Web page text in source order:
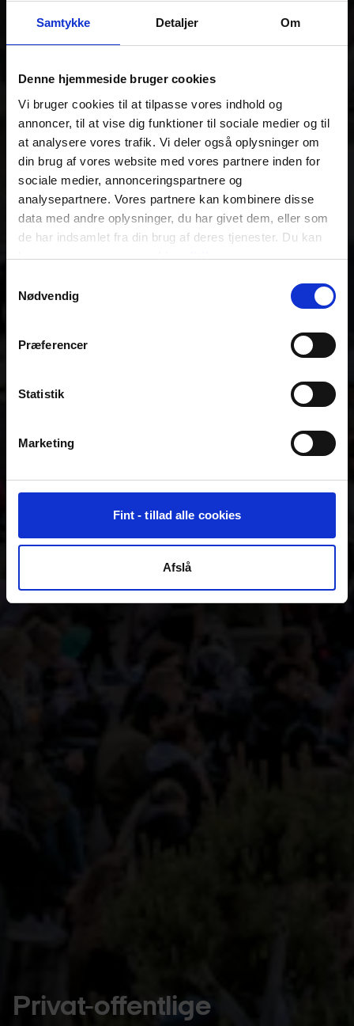
Samtykke Detaljer Om
Denne hjemmeside bruger cookies
Vi bruger cookies til at tilpasse vores indhold og
annoncer, til at vise dig funktioner til sociale medier og til
at analysere vores trafik. Vi deler også oplysninger om
din brug af vores website med vores partnere inden for
sociale medier, annonceringspartnere og
analysepartnere. Vores partnere kan kombinere disse
data med andre oplysninger, du har givet dem, eller som
de har indsamlet fra din brug af deres tjenester. Du kan
læse mere om vorescookiepolitik.
Nødvendig
Præferencer
Statistik
Marketing
Fint - tillad alle cookies
Afslå
Privat-offentlige